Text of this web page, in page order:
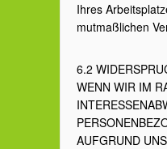
Ihres
mutmaßlichen
6.2
WENN WIR IM
AUFGRUND